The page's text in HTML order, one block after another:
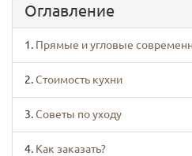
Оглавление
Прямые и угловые
Стоимость кухни
Советы по уходу
Как заказать?